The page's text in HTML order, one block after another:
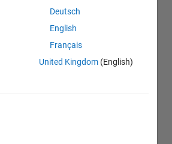
Deutsch
English
Français
United Kingdom (English)